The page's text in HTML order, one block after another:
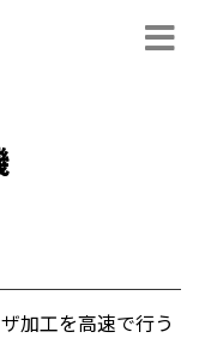
加工を高速で行う